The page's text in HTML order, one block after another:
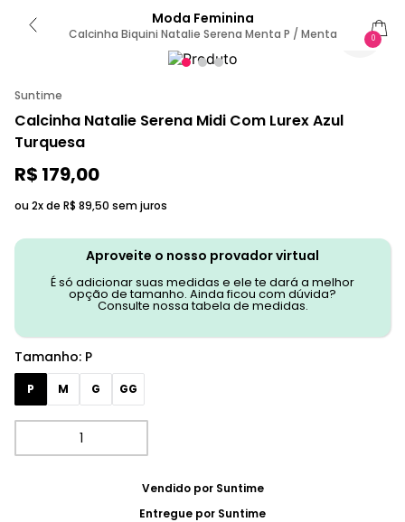
Moda Feminina
Calcinha Biquini Natalie Serena Menta P / Menta 0
Suntime
Calcinha Natalie Serena Midi Com Lurex Azul
Turquesa
R$ 179,00
ou 2x de R$ 89,50 sem juros
Aproveite o nosso provador virtual
É só adicionar suas medidas e ele te dará a melhor
opção de tamanho. Ainda ficou com dúvida?
Consulte nossa tabela de medidas.
Tamanho: P
P M G GG
Vendido por Suntime
Entregue por Suntime